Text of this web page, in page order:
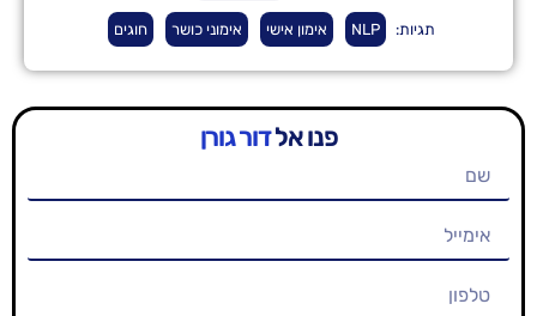
אימון אישי אימוני כושר חוגים